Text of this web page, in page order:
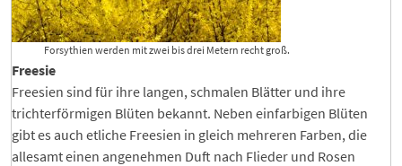
Forsythien werden mit zwei bis drei Metern recht groß.
Freesie
Freesien sind für ihre langen, schmalen Blätter und ihre
trichterförmigen Blüten bekannt. Neben einfarbigen Blüten
gibt es auch etliche Freesien in gleich mehreren Farben, die
allesamt einen angenehmen Duft nach Flieder und Rosen